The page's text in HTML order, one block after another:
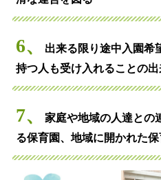
6、
出来る限り途中入園希
持つ人も受け入れることの
7、
家庭や地域の人達との
る保育園、地域に開かれた